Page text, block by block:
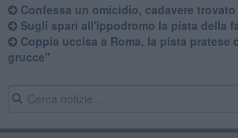
Confessa un omicidio, cadavere
Sugli spari all'ippodromo la pista della
Coppia uccisa a Roma, la pista pratese
grucce"